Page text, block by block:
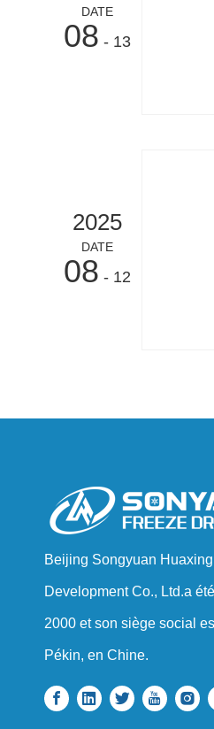
DATE
08 - 13
2025
DATE
08 - 12
Beijing Songyuan
Development Co., Ltd.a
2000 et son siège social
Pékin, en Chine.